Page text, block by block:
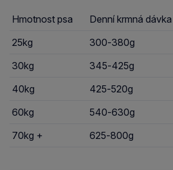
Hmotnost psa
Denní krmná dávka
25kg
300-380g
30kg
345-425g
40kg
425-520g
60kg
540-630g
70kg +
625-800g